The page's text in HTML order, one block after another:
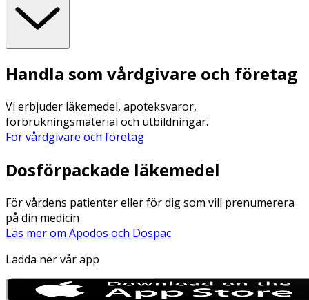
Handla som vårdgivare och företag
Vi erbjuder läkemedel, apoteksvaror,
förbrukningsmaterial och utbildningar.
För vårdgivare och företag
Dosförpackade läkemedel
För vårdens patienter eller för dig som vill prenumerera
på din medicin
Läs mer om Apodos och Dospac
Ladda ner vår app